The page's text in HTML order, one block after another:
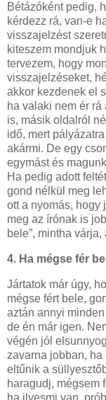
Bétázóként pedig,
kérdezz rá, van-e
visszajelzést
kiteszem mondjuk
tervezem, hogy
visszajelzéseket,
akkor kezdenek el
ha valaki nem ér
is, másik oldalról
idő, mert
akármi. De egy
egymást és
Ha pedig adott
gond nélkül meg
ott a nyomás, hogy
meg az írónak is
bele”, mintha
4. Ha mégse fér
Jártatok már úgy,
mégse fért bele,
aztán annyi
de én már igen.
végén jól
zavarna jobban,
eltűnik a
haragudj, mégsem
ha ilyesmi van,